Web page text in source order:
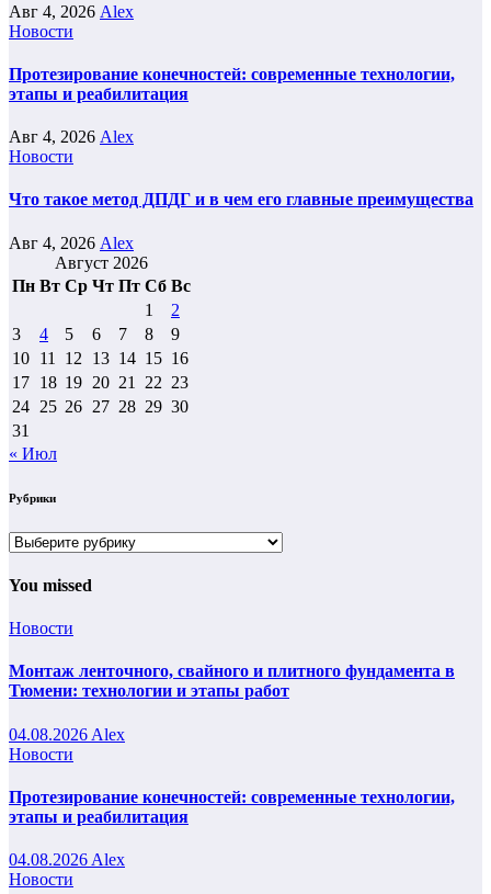
Авг 4, 2026 Alex
Новости
Протезирование конечностей: современные технологии,
этапы и реабилитация
Авг 4, 2026 Alex
Новости
Что такое метод ДПДГ и в чем его главные преимущества
Авг 4, 2026 Alex
Август 2026
Пн Вт Ср Чт Пт Сб Вс
1
2
3
4 5 6 7 8
9
10 11 12 13 14 15 16
17 18 19 20 21 22 23
24 25 26 27 28 29 30
31
« Июл
Рубрики
Рубрики
You missed
Новости
Монтаж ленточного, свайного и плитного фундамента в
Тюмени: технологии и этапы работ
04.08.2026 Alex
Новости
Протезирование конечностей: современные технологии,
этапы и реабилитация
04.08.2026 Alex
Новости